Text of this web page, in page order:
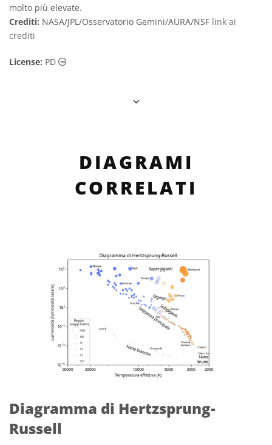
molto più elevate.
Crediti: NASA/JPL/Osservatorio Gemini/AURA/NSF link ai
crediti
License: PD Dominio Pubblico icone
DIAGRAMI
CORRELATI
Diagramma di Hertzsprung-
Russell